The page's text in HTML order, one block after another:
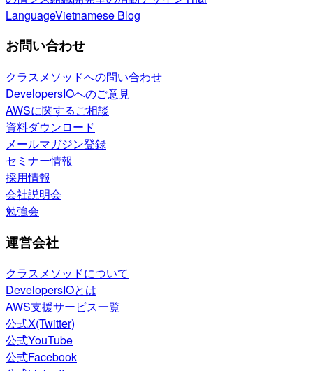
LanguageVietnamese Blog
お問い合わせ
クラスメソッドへの問い合わせ
DevelopersIOへのご意見
AWSに関するご相談
資料ダウンロード
メールマガジン登録
セミナー情報
採用情報
会社説明会
勉強会
運営会社
クラスメソッドについて
DevelopersIOとは
AWS支援サービス一覧
公式X(Twitter)
公式YouTube
公式Facebook